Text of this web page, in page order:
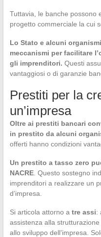
Tuttavia, le banche possono
progetto commerciale la cui
Lo Stato e alcuni
meccanismi per facilitare
gli imprenditori. Questi
vantaggiosi o di garanzie
Prestiti per la
un’impresa
Oltre ai prestiti bancari
in prestito da alcuni
offerti hanno condizioni
Un prestito a tasso zero
NACRE. Questo sostegno
imprenditori a realizzare un
d’impresa.
Si articola attorno a tre assi:
assistenza alla
allo sviluppo dell’impresa.